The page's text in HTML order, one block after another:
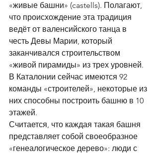
«живые башни» (castells). Полагают,
что происхождение эта традиция
ведёт от валенсийского танца в
честь Девы Марии, который
заканчивался строительством
«живой пирамиды» из трех уровней.
В Каталонии сейчас имеются 92
команды «строителей», некоторые из
них способны построить башню в 10
этажей.
Считается, что каждая такая башня
представляет собой своеобразное
«генеалогическое дерево»: люди с